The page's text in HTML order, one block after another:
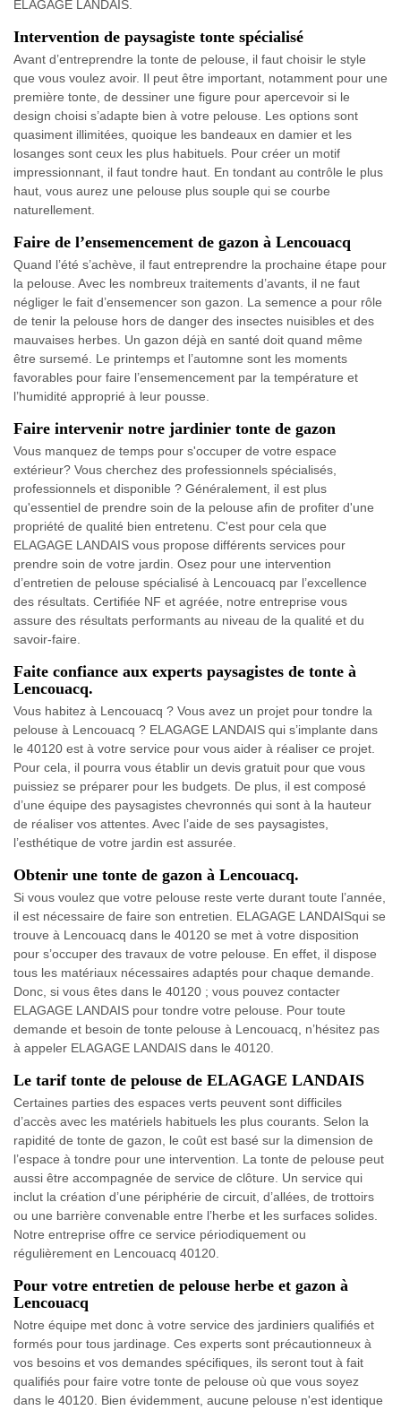
ELAGAGE LANDAIS.
Intervention de paysagiste tonte spécialisé
Avant d’entreprendre la tonte de pelouse, il faut choisir le style
que vous voulez avoir. Il peut être important, notamment pour une
première tonte, de dessiner une figure pour apercevoir si le
design choisi s’adapte bien à votre pelouse. Les options sont
quasiment illimitées, quoique les bandeaux en damier et les
losanges sont ceux les plus habituels. Pour créer un motif
impressionnant, il faut tondre haut. En tondant au contrôle le plus
haut, vous aurez une pelouse plus souple qui se courbe
naturellement.
Faire de l’ensemencement de gazon à Lencouacq
Quand l’été s’achève, il faut entreprendre la prochaine étape pour
la pelouse. Avec les nombreux traitements d’avants, il ne faut
négliger le fait d’ensemencer son gazon. La semence a pour rôle
de tenir la pelouse hors de danger des insectes nuisibles et des
mauvaises herbes. Un gazon déjà en santé doit quand même
être sursemé. Le printemps et l’automne sont les moments
favorables pour faire l’ensemencement par la température et
l’humidité approprié à leur pousse.
Faire intervenir notre jardinier tonte de gazon
Vous manquez de temps pour s'occuper de votre espace
extérieur? Vous cherchez des professionnels spécialisés,
professionnels et disponible ? Généralement, il est plus
qu'essentiel de prendre soin de la pelouse afin de profiter d'une
propriété de qualité bien entretenu. C'est pour cela que
ELAGAGE LANDAIS vous propose différents services pour
prendre soin de votre jardin. Osez pour une intervention
d’entretien de pelouse spécialisé à Lencouacq par l’excellence
des résultats. Certifiée NF et agréée, notre entreprise vous
assure des résultats performants au niveau de la qualité et du
savoir-faire.
Faite confiance aux experts paysagistes de tonte à
Lencouacq.
Vous habitez à Lencouacq ? Vous avez un projet pour tondre la
pelouse à Lencouacq ? ELAGAGE LANDAIS qui s’implante dans
le 40120 est à votre service pour vous aider à réaliser ce projet.
Pour cela, il pourra vous établir un devis gratuit pour que vous
puissiez se préparer pour les budgets. De plus, il est composé
d’une équipe des paysagistes chevronnés qui sont à la hauteur
de réaliser vos attentes. Avec l’aide de ses paysagistes,
l’esthétique de votre jardin est assurée.
Obtenir une tonte de gazon à Lencouacq.
Si vous voulez que votre pelouse reste verte durant toute l’année,
il est nécessaire de faire son entretien. ELAGAGE LANDAISqui se
trouve à Lencouacq dans le 40120 se met à votre disposition
pour s’occuper des travaux de votre pelouse. En effet, il dispose
tous les matériaux nécessaires adaptés pour chaque demande.
Donc, si vous êtes dans le 40120 ; vous pouvez contacter
ELAGAGE LANDAIS pour tondre votre pelouse. Pour toute
demande et besoin de tonte pelouse à Lencouacq, n’hésitez pas
à appeler ELAGAGE LANDAIS dans le 40120.
Le tarif tonte de pelouse de ELAGAGE LANDAIS
Certaines parties des espaces verts peuvent sont difficiles
d’accès avec les matériels habituels les plus courants. Selon la
rapidité de tonte de gazon, le coût est basé sur la dimension de
l’espace à tondre pour une intervention. La tonte de pelouse peut
aussi être accompagnée de service de clôture. Un service qui
inclut la création d’une périphérie de circuit, d’allées, de trottoirs
ou une barrière convenable entre l’herbe et les surfaces solides.
Notre entreprise offre ce service périodiquement ou
régulièrement en Lencouacq 40120.
Pour votre entretien de pelouse herbe et gazon à
Lencouacq
Notre équipe met donc à votre service des jardiniers qualifiés et
formés pour tous jardinage. Ces experts sont précautionneux à
vos besoins et vos demandes spécifiques, ils seront tout à fait
qualifiés pour faire votre tonte de pelouse où que vous soyez
dans le 40120. Bien évidemment, aucune pelouse n'est identique